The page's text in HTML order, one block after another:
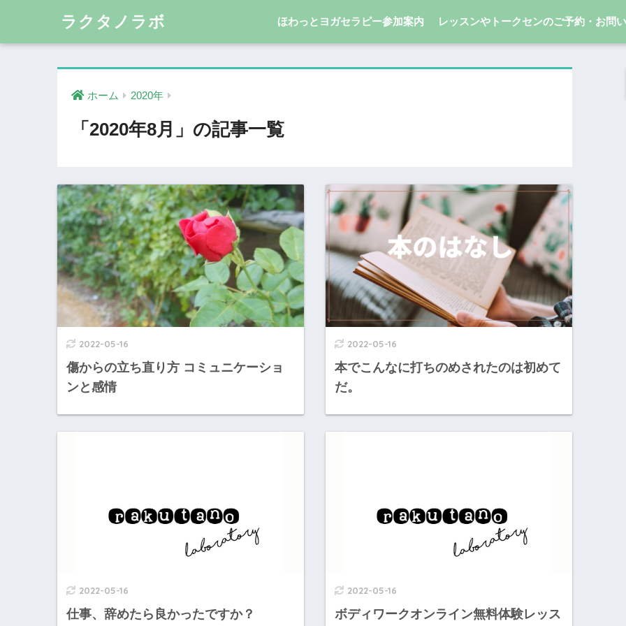
ラクタノラボ ほわっとヨガセラピー参加案内 レッスンやトークセンのご予約・お問
ホーム 2020年
「2020年8月」の記事一覧
2022-05-16
傷からの立ち直り方 コミュニケーショ
ンと感情
2022-05-16
本でこんなに打ちのめされたのは初めて
だ。
2022-05-16
仕事、辞めたら良かったですか？
2022-05-16
ボディワークオンライン無料体験レッス